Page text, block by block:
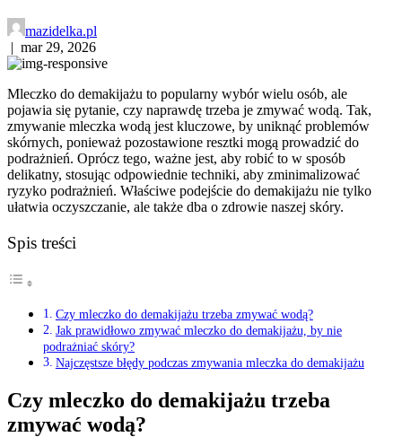
mazidelka.pl
mar 29, 2026
Mleczko do demakijażu to popularny wybór wielu osób, ale
pojawia się pytanie, czy naprawdę trzeba je zmywać wodą. Tak,
zmywanie mleczka wodą jest kluczowe, by uniknąć problemów
skórnych, ponieważ pozostawione resztki mogą prowadzić do
podrażnień. Oprócz tego, ważne jest, aby robić to w sposób
delikatny, stosując odpowiednie techniki, aby zminimalizować
ryzyko podrażnień. Właściwe podejście do demakijażu nie tylko
ułatwia oczyszczanie, ale także dba o zdrowie naszej skóry.
Spis treści
Czy mleczko do demakijażu trzeba zmywać wodą?
Jak prawidłowo zmywać mleczko do demakijażu, by nie
podrażniać skóry?
Najczęstsze błędy podczas zmywania mleczka do demakijażu
Czy mleczko do demakijażu trzeba
zmywać wodą?